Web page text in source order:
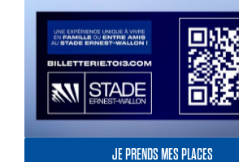
JE PRENDS MES PLACES